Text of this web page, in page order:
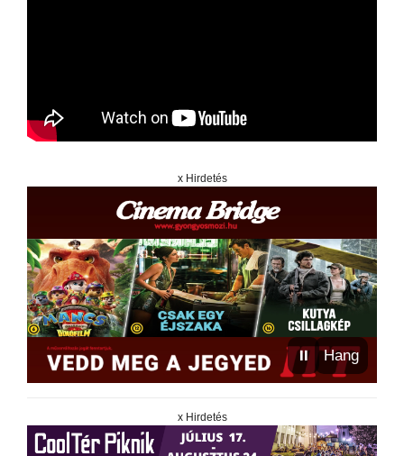
x Hirdetés
⏸ Hang
x Hirdetés